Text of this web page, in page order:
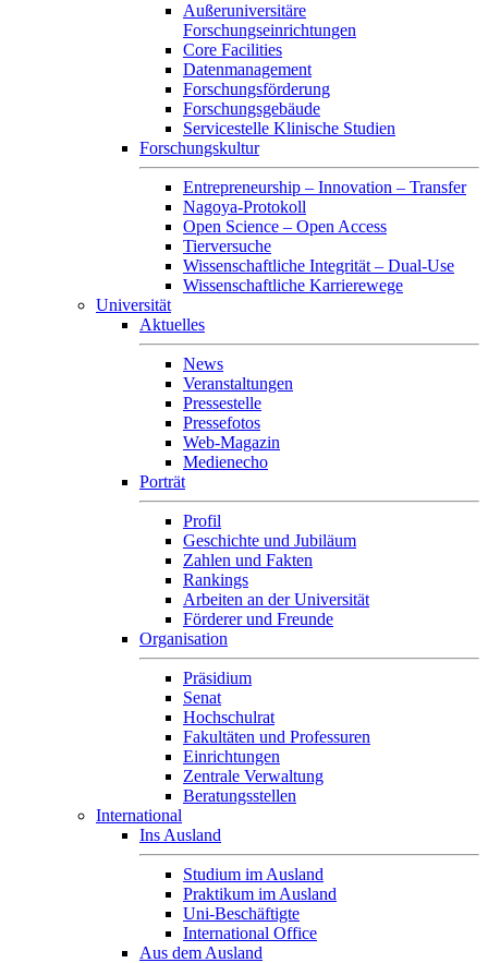
Außeruniversitäre
Forschungseinrichtungen
Core Facilities
Datenmanagement
Forschungsförderung
Forschungsgebäude
Servicestelle Klinische Studien
Forschungskultur
Entrepreneurship – Innovation – Transfer
Nagoya-Protokoll
Open Science – Open Access
Tierversuche
Wissenschaftliche Integrität – Dual-Use
Wissenschaftliche Karrierewege
Universität
Aktuelles
News
Veranstaltungen
Pressestelle
Pressefotos
Web-Magazin
Medienecho
Porträt
Profil
Geschichte und Jubiläum
Zahlen und Fakten
Rankings
Arbeiten an der Universität
Förderer und Freunde
Organisation
Präsidium
Senat
Hochschulrat
Fakultäten und Professuren
Einrichtungen
Zentrale Verwaltung
Beratungsstellen
International
Ins Ausland
Studium im Ausland
Praktikum im Ausland
Uni-Beschäftigte
International Office
Aus dem Ausland